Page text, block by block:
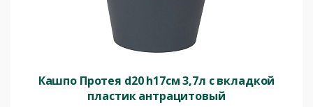
Кашпо Протея d20 h17см 3,7л с вкладкой
пластик антрацитовый